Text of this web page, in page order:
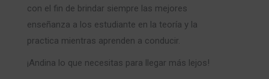
con el fin de brindar siempre las mejores
enseñanza a los estudiante en la teoría y la
practica mientras aprenden a conducir.
¡Andina lo que necesitas para llegar más lejos!